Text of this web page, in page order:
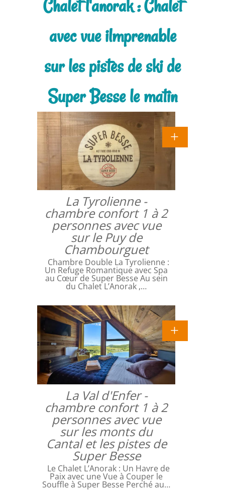
Chalet l'anorak : Chalet
avec vue ilmprenable
sur les pistes de ski de
Super Besse le matin
La Tyrolienne -
chambre confort 1 à 2
personnes avec vue
sur le Puy de
Chambourguet
Chambre Double La Tyrolienne :
Un Refuge Romantique avec Spa
au Cœur de Super Besse Au sein
du Chalet L’Anorak ,…
La Val d'Enfer -
chambre confort 1 à 2
personnes avec vue
sur les monts du
Cantal et les pistes de
Super Besse
Le Chalet L’Anorak : Un Havre de
Paix avec une Vue à Couper le
Souffle à Super Besse Perché au…